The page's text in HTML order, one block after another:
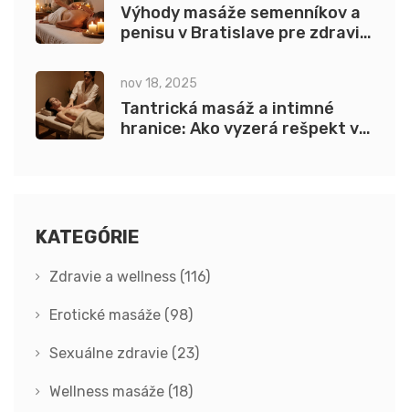
Výhody masáže semenníkov a
penisu v Bratislave pre zdravie
nov 18, 2025
Tantrická masáž a intimné
hranice: Ako vyzerá rešpekt v
KATEGÓRIE
Zdravie a wellness (116)
Erotické masáže (98)
Sexuálne zdravie (23)
Wellness masáže (18)